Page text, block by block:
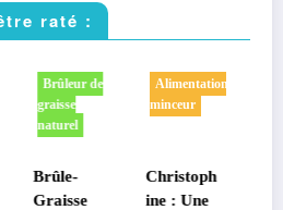
raté :
Alimentation
minceur
Christoph
ine : Une
Sport
minceur
Gym
Suédoise :